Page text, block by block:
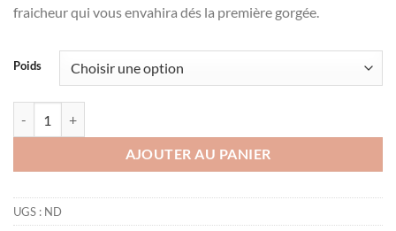
fraicheur qui vous envahira dés la première gorgée.
Poids
AJOUTER AU PANIER
UGS : ND